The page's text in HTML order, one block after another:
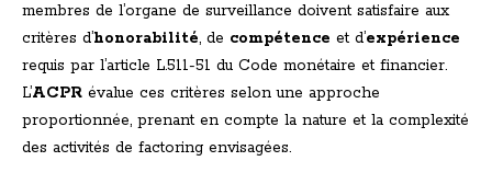
membres de l’organe de surveillance doivent satisfaire aux
critères d’honorabilité, de compétence et d’expérience
requis par l’article L.511-51 du Code monétaire et financier.
L’ACPR évalue ces critères selon une approche
proportionnée, prenant en compte la nature et la complexité
des activités de factoring envisagées.